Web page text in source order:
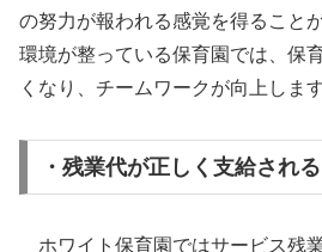
の努力が報われる感覚を得ること
環境が整っている保育園では、保
くなり、チームワークが向上します
・残業代が正しく支給される
ホワイト保育園ではサービス残